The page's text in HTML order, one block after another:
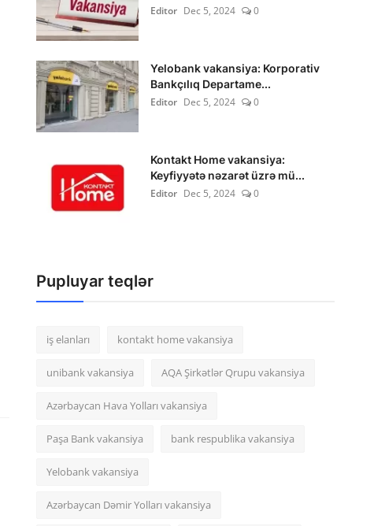
Editor Dec 5, 2024 0
Yelobank vakansiya: Korporativ
Bankçılıq Departame...
Editor Dec 5, 2024 0
Kontakt Home vakansiya:
Keyfiyyətə nəzarət üzrə mü...
Editor Dec 5, 2024 0
Pupluyar teqlər
iş elanları kontakt home vakansiya
unibank vakansiya AQA Şirkətlər Qrupu vakansiya
Azərbaycan Hava Yolları vakansiya
Paşa Bank vakansiya bank respublika vakansiya
Yelobank vakansiya
Azərbaycan Dəmir Yolları vakansiya